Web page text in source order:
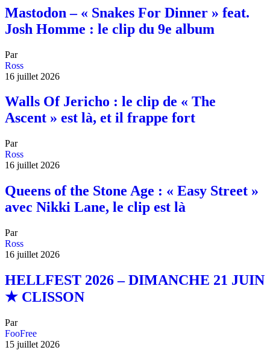
Mastodon – « Snakes For Dinner » feat.
Josh Homme : le clip du 9e album
Par
Ross
16 juillet 2026
Walls Of Jericho : le clip de « The
Ascent » est là, et il frappe fort
Par
Ross
16 juillet 2026
Queens of the Stone Age : « Easy Street »
avec Nikki Lane, le clip est là
Par
Ross
16 juillet 2026
HELLFEST 2026 – DIMANCHE 21 JUIN
★ CLISSON
Par
FooFree
15 juillet 2026